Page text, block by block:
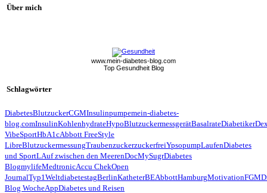
Über mich
www.mein-diabetes-blog.com
Top Gesundheit Blog
Schlagwörter
DiabetesBlutzuckerCGMInsulinpumpemein-diabetes-
blog.comInsulinKohlenhydrateHypoBlutzuckermessgerätBasalrateDiabetiker
VibeSportHbA1cAbbott FreeStyle
LibreBlutzuckermessungTraubenzuckerzuckerfreiYpsopumpLaufenDiabetes
und SportLAuf zwischen den MeerenDocMySugrDiabetes
BlogmylifeMedtronicAccu ChekOpen
JournalTyp1 WeltdiabetestagBerlinKatheterBEAbbottHamburgMotivationFGM
Blog WocheAppDiabetes und Reisen